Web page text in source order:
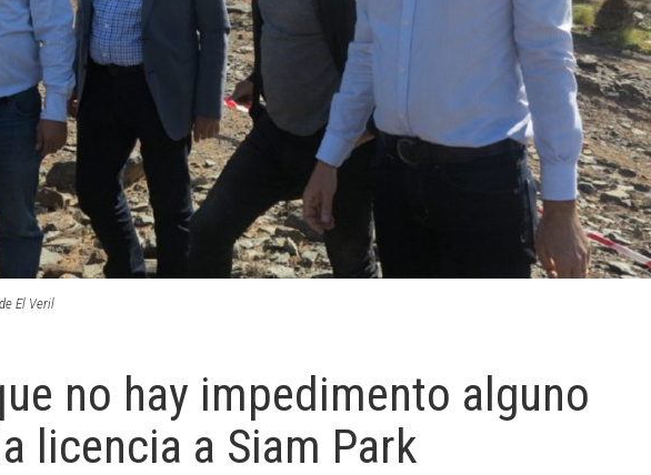
El Veril
no hay impedimento alguno
licencia a Siam Park